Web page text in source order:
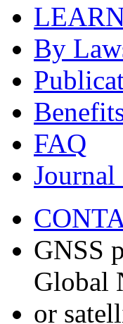
By
FAQ
Journal
GNSS
Global
or